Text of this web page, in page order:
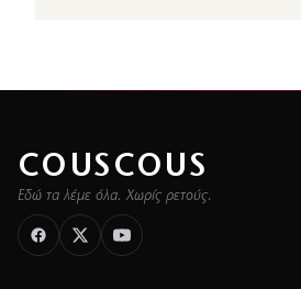
COUSCOUS
Εδώ τα λέμε όλα. Χωρίς ρετούς.